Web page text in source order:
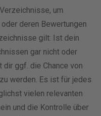
um
deren Bewertungen
gilt: Ist dein
gar nicht oder
dir ggf. die Chance von
werden. Es ist für jedes
vielen relevanten
und die Kontrolle über